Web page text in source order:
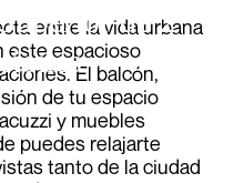
de 2
entre la vida urbana
este espacioso
El balcón,
de tu espacio
y muebles
puedes relajarte
tanto de la ciudad